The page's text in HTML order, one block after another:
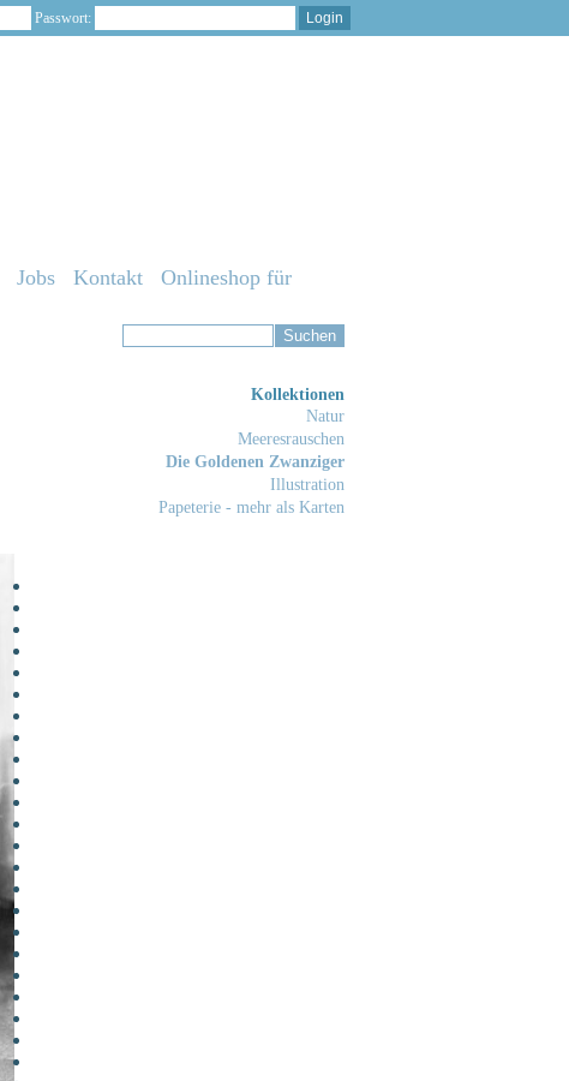
Passwort:
Jobs Kontakt
Onlineshop für
Kollektionen
Natur
Meeresrauschen
Die Goldenen Zwanziger
Illustration
Papeterie - mehr als Karten